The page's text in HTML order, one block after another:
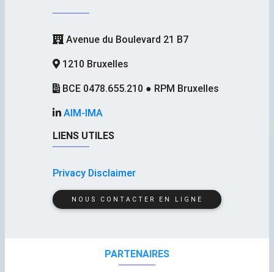
Avenue du Boulevard 21 B7
1210 Bruxelles
BCE 0478.655.210 ● RPM Bruxelles
AIM-IMA
LIENS UTILES
Privacy Disclaimer
NOUS CONTACTER EN LIGNE
PARTENAIRES